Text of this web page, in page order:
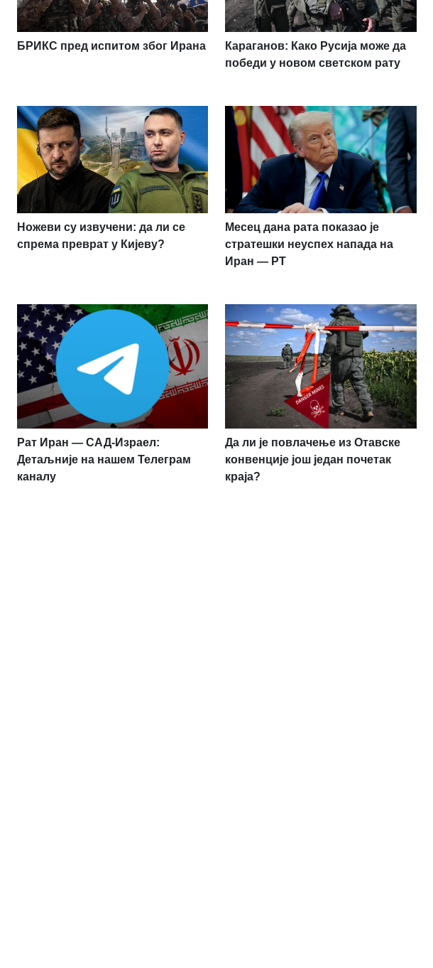
БРИКС пред испитом због Ирана
Караганов: Како Русија може да
победи у новом светском рату
Ножеви су извучени: да ли се
спрема преврат у Кијеву?
Месец дана рата показао је
стратешки неуспех напада на
Иран — РТ
Рат Иран — САД-Израел:
Детаљније на нашем Телеграм
каналу
Да ли је повлачење из Отавске
конвенције још један почетак
краја?